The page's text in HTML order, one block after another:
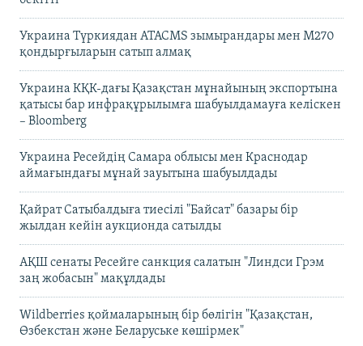
Украина Түркиядан ATACMS зымырандары мен M270
қондырғыларын сатып алмақ
Украина КҚК-дағы Қазақстан мұнайының экспортына
қатысы бар инфрақұрылымға шабуылдамауға келіскен
– Bloomberg
Украина Ресейдің Самара облысы мен Краснодар
аймағындағы мұнай зауытына шабуылдады
Қайрат Сатыбалдыға тиесілі "Байсат" базары бір
жылдан кейін аукционда сатылды
АҚШ сенаты Ресейге санкция салатын "Линдси Грэм
заң жобасын" мақұлдады
Wildberries қоймаларының бір бөлігін "Қазақстан,
Өзбекстан және Беларуське көшірмек"